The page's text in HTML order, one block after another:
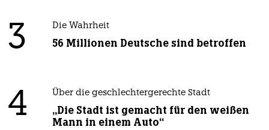
3 Die Wahrheit
56 Millionen Deutsche sind betroffen
4 Über die geschlechtergerechte Stadt
„Die Stadt ist gemacht für den weißen
Mann in einem Auto“